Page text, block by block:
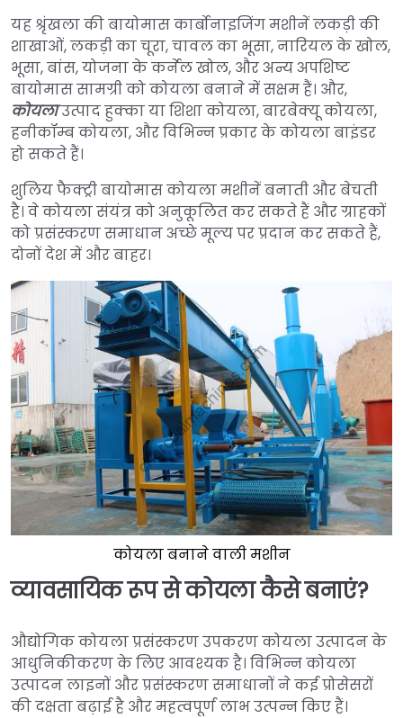
यह श्रृंखला की बायोमास कार्बोनाइजिंग मशीनें लकड़ी की
शाखाओं, लकड़ी का चूरा, चावल का भूसा, नारियल के खोल,
भूसा, बांस, योजना के कर्नेल खोल, और अन्य अपशिष्ट
बायोमास सामग्री को कोयला बनाने में सक्षम हैं। और,
कोयलाउत्पाद हुक्का या शिशा कोयला, बारबेक्यू कोयला,
हनीकॉम्ब कोयला, और विभिन्न प्रकार के कोयला बाइंडर
हो सकते हैं।
शुलिय फैक्ट्री बायोमास कोयला मशीनें बनाती और बेचती
है। वे कोयला संयंत्र को अनुकूलित कर सकते हैं और ग्राहकों
को प्रसंस्करण समाधान अच्छे मूल्य पर प्रदान कर सकते हैं,
दोनों देश में और बाहर।
कोयला बनाने वाली मशीन
व्यावसायिक रूप से कोयला कैसे बनाएं?
औद्योगिक कोयला प्रसंस्करण उपकरण कोयला उत्पादन के
आधुनिकीकरण के लिए आवश्यक है। विभिन्न कोयला
उत्पादन लाइनों और प्रसंस्करण समाधानों ने कई प्रोसेसरों
की दक्षता बढ़ाई है और महत्वपूर्ण लाभ उत्पन्न किए हैं।